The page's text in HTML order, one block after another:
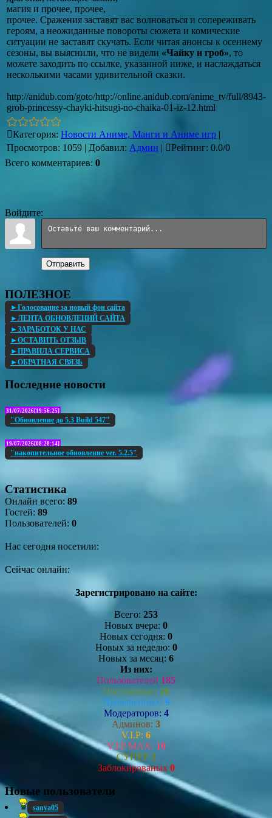
магия и прочее, прочее,
прочее. Сражения заставят вас волноваться и сопереживать
героям, а неожиданные повороты сюжета и комические
ситуации не заставят скучать. Если читая анонсы к осеннему
сезоны, вы выяснили, что не видели «Чайку и гроб», то
можете заходить по ссылке, указанной ниже, и наслаждаться
несколькими часами удивительной сказки.
http://anidub.com/goto/http://online.anidub.com/anime_tv/full/8943-
grob-princessy-chayki-hitsugi-no-chaika-01-iz-12.html
Категория: Новости Аниме, Манги и Аниме игр |
Просмотров: 1059 | Добавил: Админ | Рейтинг: 0.0/0
Всего комментариев: 0
Войдите:
Отправить
ПОЛЕЗНОЕ
►Голосование за новый фон сайта
►ЛЕНТА ОБНОВЛЕНИЙ САЙТА
►ЗАРАБОТОК У НАС
►ОСТАВИТЬ ОТЗЫВ
►ПРАВИЛА СЕРВИСА
►ОБРАТНАЯ СВЯЗЬ
Последние новости
31/07/2026[19:56:25]
"Обновление до 5.3 Build 547"
19/07/2026[08:28:14]
"накопительное обновление ver. 5.2.5"
Статистика
Онлайн всего: 89
Гостей: 89
Пользователей: 0
Нас сегодня посетили:
Сейчас онлайн:
Зарегистрировано на сайте:
Всего: 253
Новых вчера: 0
Новых сегодня: 0
Новых за неделю: 0
Новых за месяц: 6
Из них:
Пользователей 185
Постоянные: 26
Проверенных: 9
Модераторов: 4
Админов: 3
V.I.P: 6
V.I.P MAX: 10
СУПЕР 2
Заблокированых 0
Новые пользователи
sanya05